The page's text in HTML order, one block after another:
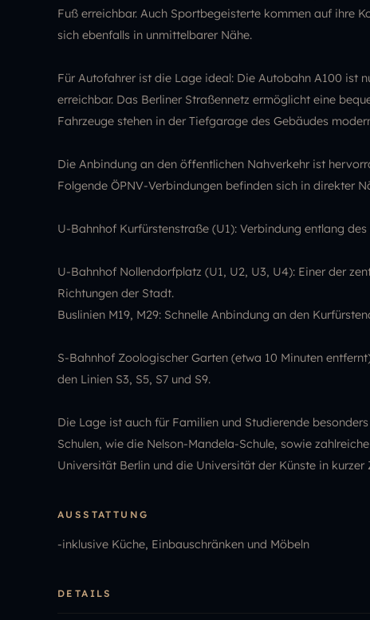
Fuß erreichbar. Auch Sportbegeisterte kommen auf ihre
sich ebenfalls in unmittelbarer Nähe.
Für Autofahrer ist die Lage ideal: Die Autobahn A100 ist
erreichbar. Das Berliner Straßennetz ermöglicht eine
Fahrzeuge stehen in der Tiefgarage des Gebäudes
Die Anbindung an den öffentlichen Nahverkehr ist
Folgende ÖPNV-Verbindungen befinden sich in direkter
U-Bahnhof Kurfürstenstraße (U1): Verbindung entlang
U-Bahnhof Nollendorfplatz (U1, U2, U3, U4): Einer der
Richtungen der Stadt.
Buslinien M19, M29: Schnelle Anbindung an den
S-Bahnhof Zoologischer Garten (etwa 10 Minuten
den Linien S3, S5, S7 und S9.
Die Lage ist auch für Familien und Studierende
Schulen, wie die Nelson-Mandela-Schule, sowie
Universität Berlin und die Universität der Künste in kurzer
AUSSTATTUNG
-inklusive Küche, Einbauschränken und Möbeln
DETAILS